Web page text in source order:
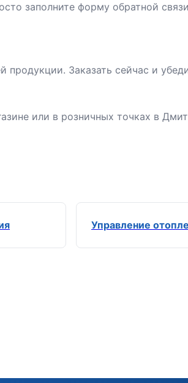
заполните форму обратной
Заказать сейчас и
или в розничных точках в
Управление